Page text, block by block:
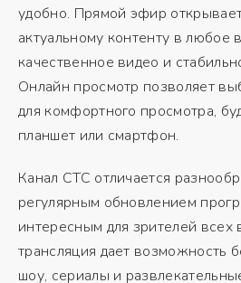
удобно. Прямой эфир
актуальному контенту в любое
качественное видео и
Онлайн просмотр позволяет
для комфортного просмотра,
планшет или смартфон.
Канал СТС отличается
регулярным обновлением
интересным для зрителей всех
трансляция дает возможность
шоу, сериалы и